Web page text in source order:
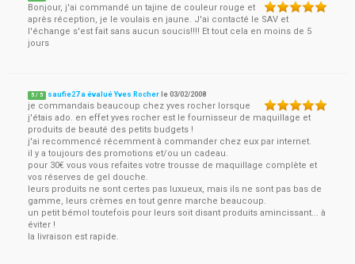
Bonjour, j'ai commandé un tajine de couleur rouge et
après réception, je le voulais en jaune. J'ai contacté le SAV et
l'échange s'est fait sans aucun soucis!!!! Et tout cela en moins de 5
jours
5 / 5 saufie27 a évalué Yves Rocher le03/02/2008
je commandais beaucoup chez yves rocher lorsque
j'étais ado. en effet yves rocher est le fournisseur de maquillage et
produits de beauté des petits budgets !
j'ai recommencé récemment à commander chez eux par internet.
il y a toujours des promotions et/ou un cadeau.
pour 30€ vous vous refaites votre trousse de maquillage complète et
vos réserves de gel douche.
leurs produits ne sont certes pas luxueux, mais ils ne sont pas bas de
gamme, leurs crèmes en tout genre marche beaucoup.
un petit bémol toutefois pour leurs soit disant produits amincissant... à
éviter !
la livraison est rapide.